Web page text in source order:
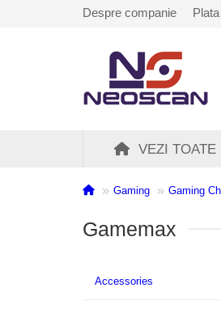
Despre companie
VEZI TOATE
Gaming Gaming
Gamemax
Accessories